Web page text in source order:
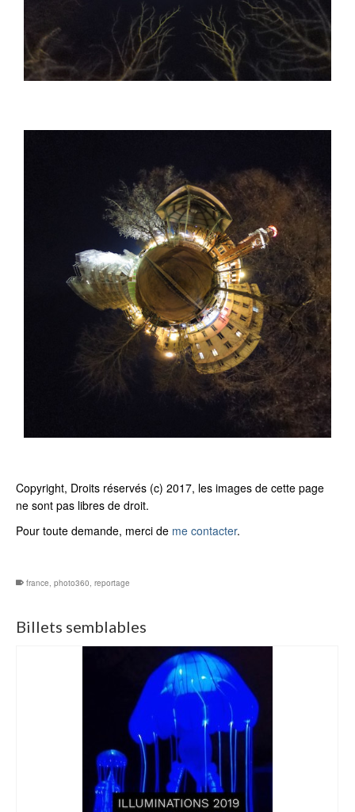
Copyright, Droits réservés (c) 2017, les images de cette page
ne sont pas libres de droit.
Pour toute demande, merci de me contacter.
france, photo360, reportage
Billets semblables